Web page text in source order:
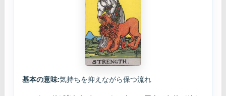
基本の意味:気持ちを抑えながら保つ流れ